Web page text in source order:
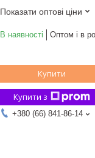
Показати оптові ціни
В наявності Оптом і в
Купити
Купити з
+380 (66) 841-86-14